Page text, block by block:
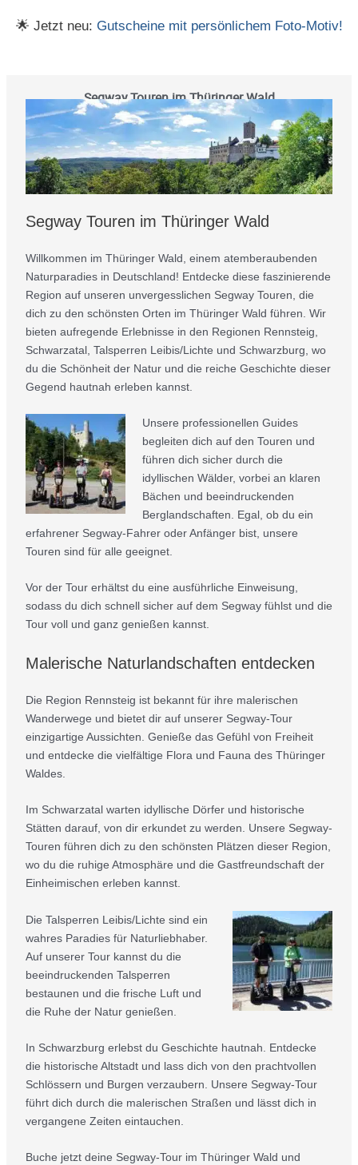
🌟 Jetzt neu: Gutscheine mit persönlichem Foto-Motiv!
Segway Touren im Thüringer Wald
Segway Touren im Thüringer Wald
Willkommen im Thüringer Wald, einem atemberaubenden
Naturparadies in Deutschland! Entdecke diese faszinierende
Region auf unseren unvergesslichen Segway Touren, die
dich zu den schönsten Orten im Thüringer Wald führen. Wir
bieten aufregende Erlebnisse in den Regionen Rennsteig,
Schwarzatal, Talsperren Leibis/Lichte und Schwarzburg, wo
du die Schönheit der Natur und die reiche Geschichte dieser
Gegend hautnah erleben kannst.
Unsere professionellen Guides
begleiten dich auf den Touren und
führen dich sicher durch die
idyllischen Wälder, vorbei an klaren
Bächen und beeindruckenden
Berglandschaften. Egal, ob du ein
erfahrener Segway-Fahrer oder Anfänger bist, unsere
Touren sind für alle geeignet.
Vor der Tour erhältst du eine ausführliche Einweisung,
sodass du dich schnell sicher auf dem Segway fühlst und die
Tour voll und ganz genießen kannst.
Malerische Naturlandschaften entdecken
Die Region Rennsteig ist bekannt für ihre malerischen
Wanderwege und bietet dir auf unserer Segway-Tour
einzigartige Aussichten. Genieße das Gefühl von Freiheit
und entdecke die vielfältige Flora und Fauna des Thüringer
Waldes.
Im Schwarzatal warten idyllische Dörfer und historische
Stätten darauf, von dir erkundet zu werden. Unsere Segway-
Touren führen dich zu den schönsten Plätzen dieser Region,
wo du die ruhige Atmosphäre und die Gastfreundschaft der
Einheimischen erleben kannst.
Die Talsperren Leibis/Lichte sind ein
wahres Paradies für Naturliebhaber.
Auf unserer Tour kannst du die
beeindruckenden Talsperren
bestaunen und die frische Luft und
die Ruhe der Natur genießen.
In Schwarzburg erlebst du Geschichte hautnah. Entdecke
die historische Altstadt und lass dich von den prachtvollen
Schlössern und Burgen verzaubern. Unsere Segway-Tour
führt dich durch die malerischen Straßen und lässt dich in
vergangene Zeiten eintauchen.
Buche jetzt deine Segway-Tour im Thüringer Wald und